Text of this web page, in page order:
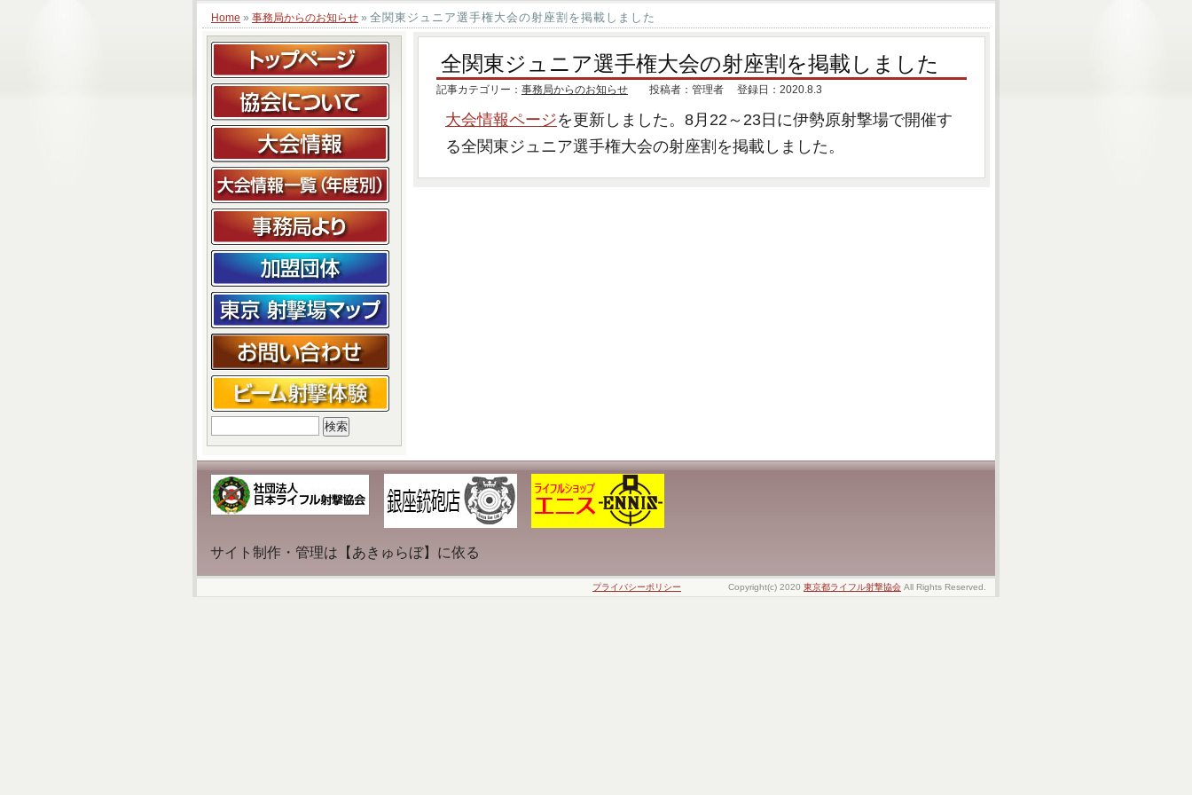
Home » 事務局からのお知らせ » 全関東ジュニア選手権大会の射座割を掲載しました
全関東ジュニア選手権大会の射座割を掲載しました
記事カテゴリー： 事務局からのお知らせ 投稿者：管理者 登録日：2020.8.3
大会情報ページを更新しました。8月22～23日に伊勢原射撃場で開催す
る全関東ジュニア選手権大会の射座割を掲載しました。
索:
サイト制作・管理は【あきゅらぼ】に依る
プライバシーポリシー Copyright(c) 2020 東京都ライフル射撃協会 All Rights Reserved.